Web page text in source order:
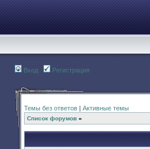
Вход Регистрация
Темы без ответов | Активные темы
Список форумов »